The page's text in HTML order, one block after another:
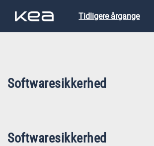
Tidligere årgange
Softwaresikkerhed
Softwaresikkerhed